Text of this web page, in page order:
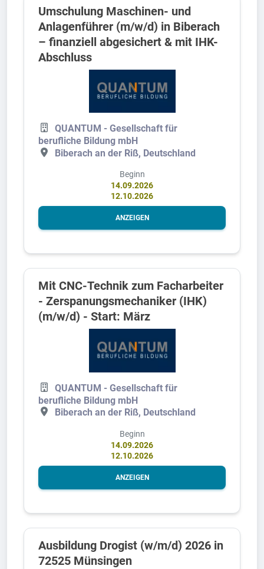
Umschulung Maschinen- und
Anlagenführer (m/w/d) in Biberach
– finanziell abgesichert & mit IHK-
Abschluss
QUANTUM - Gesellschaft für
berufliche Bildung mbH
Biberach an der Riß, Deutschland
Beginn
14.09.2026
12.10.2026
ANZEIGEN
Mit CNC-Technik zum Facharbeiter
- Zerspanungsmechaniker (IHK)
(m/w/d) - Start: März
QUANTUM - Gesellschaft für
berufliche Bildung mbH
Biberach an der Riß, Deutschland
Beginn
14.09.2026
12.10.2026
ANZEIGEN
Ausbildung Drogist (w/m/d) 2026 in
72525 Münsingen